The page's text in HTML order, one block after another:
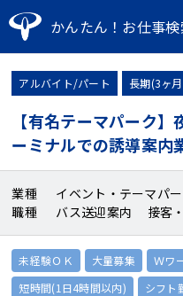
かんたん！お仕事検
アルバイト/パート 長期(3ヶ
【有名テーマパーク
ーミナルでの誘導案内
業種
イベント・テーマパ
職種
バス送迎案内 接客
未経験ＯＫ 大量募集 Ｗワ
短時間(1日4時間以内)
シフト